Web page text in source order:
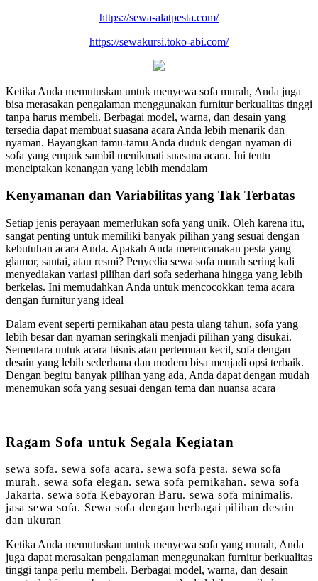
https://sewa-alatpesta.com/
https://sewakursi.toko-abi.com/
Ketika Anda memutuskan untuk menyewa sofa murah, Anda juga
bisa merasakan pengalaman menggunakan furnitur berkualitas tinggi
tanpa harus membeli. Berbagai model, warna, dan desain yang
tersedia dapat membuat suasana acara Anda lebih menarik dan
nyaman. Bayangkan tamu-tamu Anda duduk dengan nyaman di
sofa yang empuk sambil menikmati suasana acara. Ini tentu
menciptakan kenangan yang lebih mendalam
Kenyamanan dan Variabilitas yang Tak Terbatas
Setiap jenis perayaan memerlukan sofa yang unik. Oleh karena itu,
sangat penting untuk memiliki banyak pilihan yang sesuai dengan
kebutuhan acara Anda. Apakah Anda merencanakan pesta yang
glamor, santai, atau resmi? Penyedia sewa sofa murah sering kali
menyediakan variasi pilihan dari sofa sederhana hingga yang lebih
berkelas. Ini memudahkan Anda untuk mencocokkan tema acara
dengan furnitur yang ideal
Dalam event seperti pernikahan atau pesta ulang tahun, sofa yang
lebih besar dan nyaman seringkali menjadi pilihan yang disukai.
Sementara untuk acara bisnis atau pertemuan kecil, sofa dengan
desain yang lebih sederhana dan modern bisa menjadi opsi terbaik.
Dengan begitu banyak pilihan yang ada, Anda dapat dengan mudah
menemukan sofa yang sesuai dengan tema dan nuansa acara
Ragam Sofa untuk Segala Kegiatan
sewa sofa. sewa sofa acara. sewa sofa pesta. sewa sofa
murah. sewa sofa elegan. sewa sofa pernikahan. sewa sofa
Jakarta. sewa sofa Kebayoran Baru. sewa sofa minimalis.
jasa sewa sofa. Sewa sofa dengan berbagai pilihan desain
dan ukuran
Ketika Anda memutuskan untuk menyewa sofa yang murah, Anda
juga dapat merasakan pengalaman menggunakan furnitur berkualitas
tinggi tanpa perlu membeli. Berbagai model, warna, dan desain